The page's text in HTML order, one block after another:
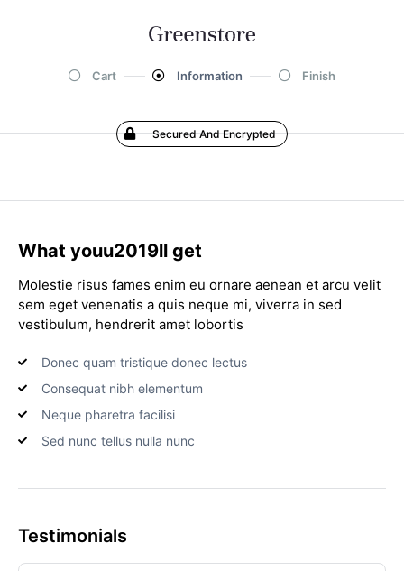
Cart Information Finish
Secured And Encrypted
What youu2019ll get
Molestie risus fames enim eu ornare aenean et arcu velit
sem eget venenatis a quis neque mi, viverra in sed
vestibulum, hendrerit amet lobortis
Donec quam tristique donec lectus
Consequat nibh elementum
Neque pharetra facilisi
Sed nunc tellus nulla nunc
Testimonials